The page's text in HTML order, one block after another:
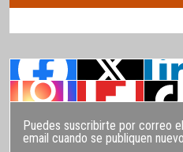
Puedes suscribirte por correo
email cuando se publiquen